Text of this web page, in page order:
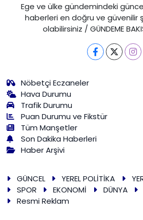
Ege ve ülke gündemindeki
haberleri en doğru ve güvenilir
olabilirsiniz / GÜNDEME
Nöbetçi Eczaneler
Hava Durumu
Trafik Durumu
Puan Durumu ve Fikstür
Tüm Manşetler
Son Dakika Haberleri
Haber Arşivi
GÜNCEL YEREL POLİTİKA
SPOR
EKONOMİ DÜNYA
Resmi Reklam